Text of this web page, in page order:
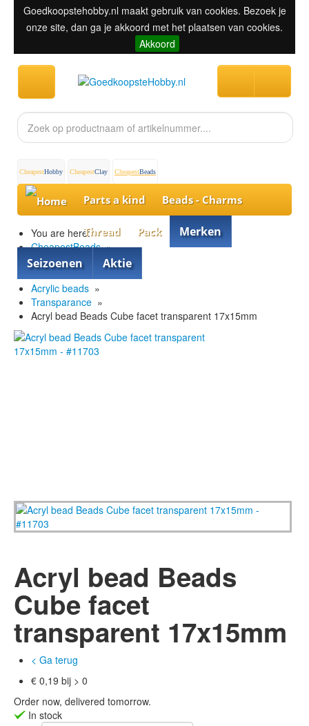
Goedkoopstehobby.nl maakt gebruik van cookies. Bezoek je
onze site, dan ga je akkoord met het plaatsen van cookies.
Akkoord
CheapestHobby CheapestClay CheapestBeads
Parts a kind Beads - Charms
Thread Pack Merken
Seizoenen Aktie
You are here:
CheapestBeads»
Beads - Charms »
Diverse Beads
»
Acrylic beads »
Transparance »
Acryl bead Beads Cube facet transparent 17x15mm
Acryl bead Beads
Cube facet
transparent 17x15mm
< Ga terug
€ 0,19 bij > 0
Order now, delivered tomorrow.
In stock